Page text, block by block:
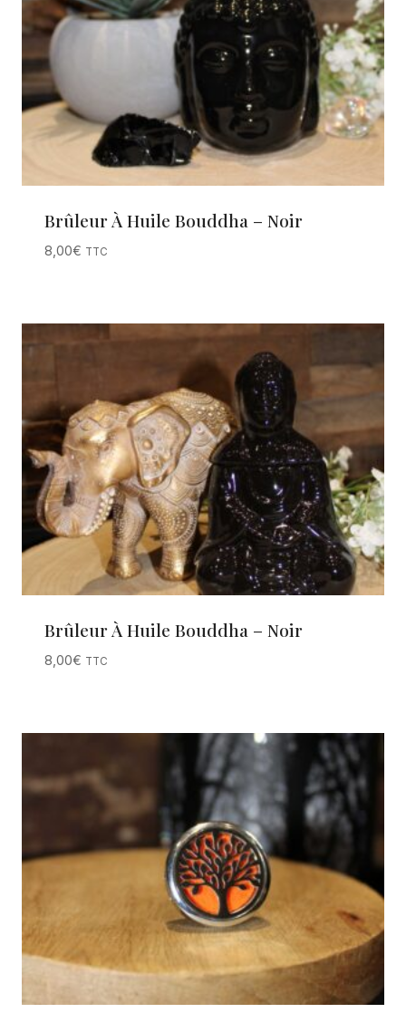
Brûleur À Huile Bouddha – Noir
8,00€ TTC
Brûleur À Huile Bouddha – Noir
8,00€ TTC